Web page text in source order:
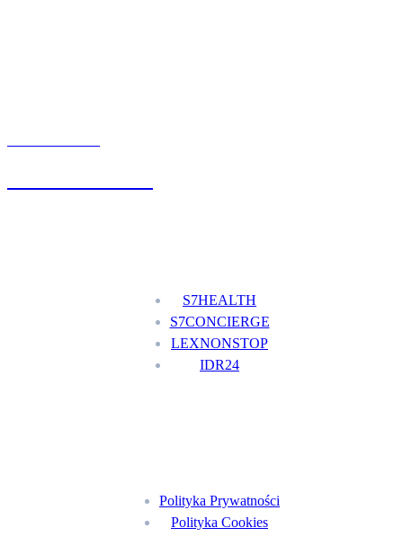
S7HEALTH
S7CONCIERGE
LEXNONSTOP
IDR24
Polityka Prywatności
Polityka Cookies